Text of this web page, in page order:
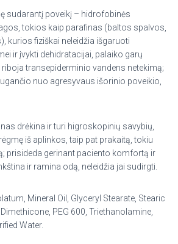
sudarantį poveikį – hidrofobinės
tokios kaip parafinas (baltos spalvos,
kurios fiziškai neleidžia išgaruoti
ir įvykti dehidratacijai, palaiko garų
transepiderminio vandens netekimą;
nuo agresyvaus išorinio poveikio,
drėkina ir turi higroskopinių savybių,
iš aplinkos, taip pat prakaitą, tokiu
prisideda gerinant paciento komfortą ir
ir ramina odą, neleidžia jai sudirgti.
Mineral Oil, Glyceryl Stearate, Stearic
PEG 600, Triethanolamine,
Water.